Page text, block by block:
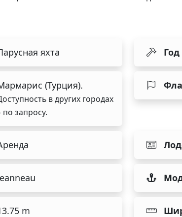
яхта Год
(Турция).
в других городах
по запросу.
m